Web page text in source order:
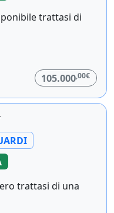
trattasi di
105.000,00€
trattasi di una